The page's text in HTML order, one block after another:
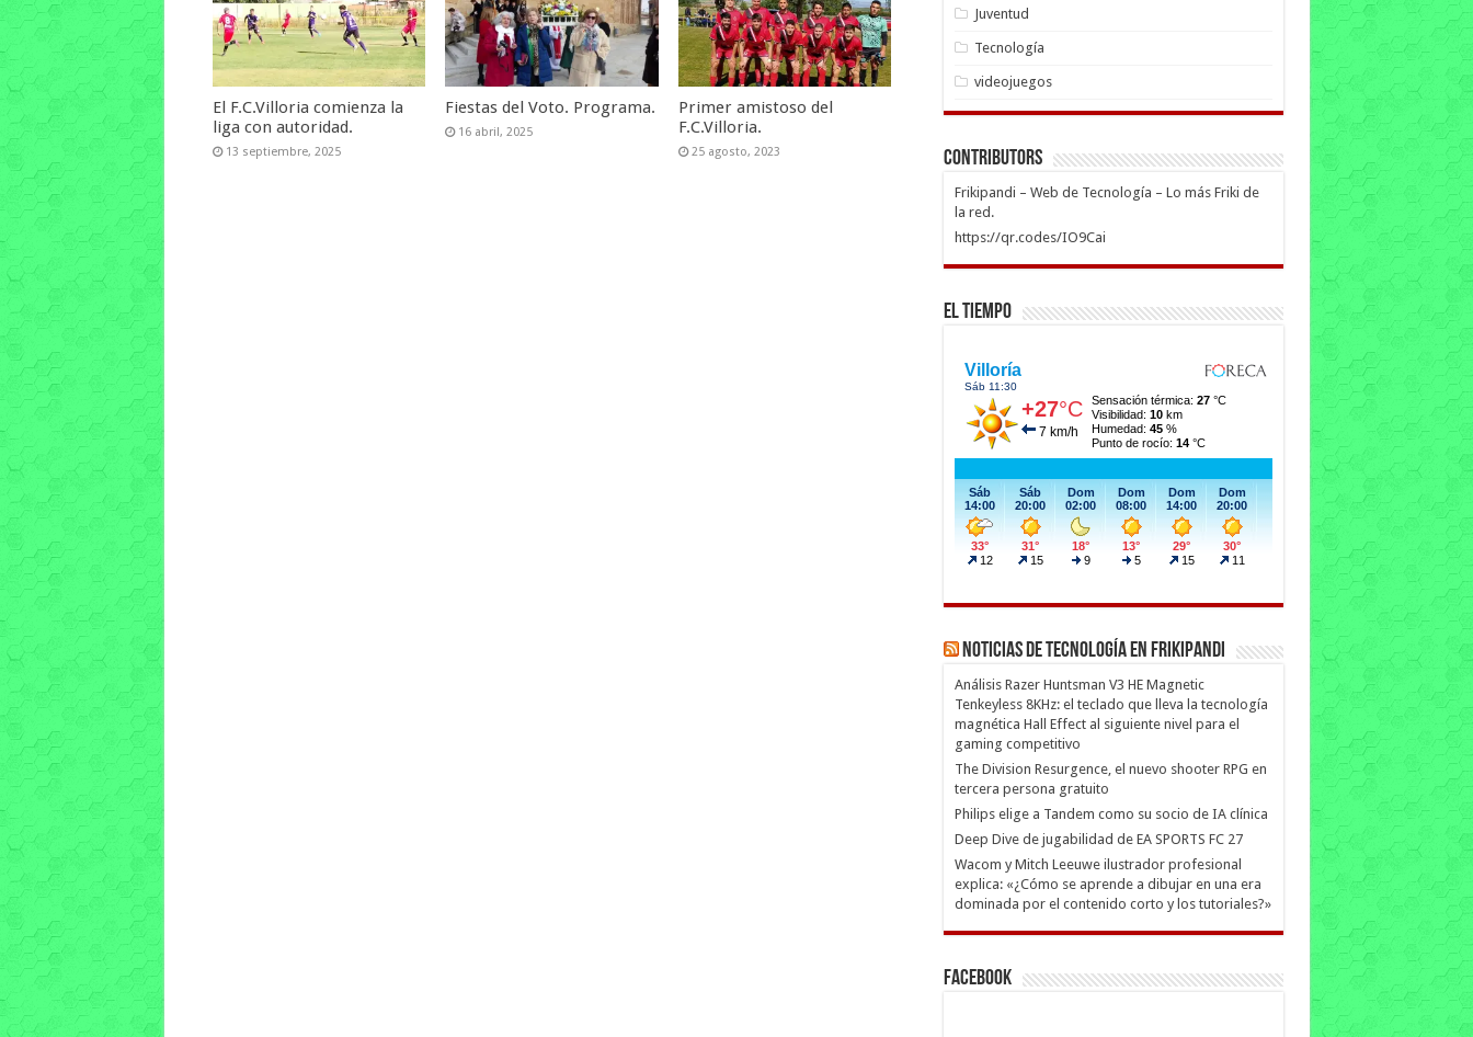
El F.C.Villoria comienza la
liga con autoridad.
13 septiembre, 2025
Fiestas del Voto. Programa.
16 abril, 2025
Primer amistoso del
F.C.Villoria.
25 agosto, 2023
Juventud
Tecnología
videojuegos
Contributors
Frikipandi – Web de Tecnología – Lo más Friki de
la red.
https://qr.codes/IO9Cai
El Tiempo
Noticias de Tecnología en Frikipandi
Análisis Razer Huntsman V3 HE Magnetic
Tenkeyless 8KHz: el teclado que lleva la tecnología
magnética Hall Effect al siguiente nivel para el
gaming competitivo
The Division Resurgence, el nuevo shooter RPG en
tercera persona gratuito
Philips elige a Tandem como su socio de IA clínica
Deep Dive de jugabilidad de EA SPORTS FC 27
Wacom y Mitch Leeuwe ilustrador profesional
explica: «¿Cómo se aprende a dibujar en una era
dominada por el contenido corto y los tutoriales?»
Facebook